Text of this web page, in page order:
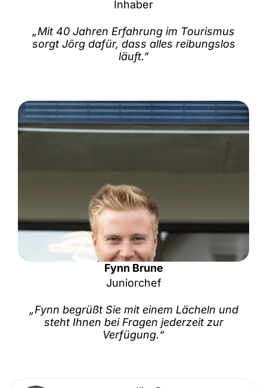
Inhaber
„Mit 40 Jahren Erfahrung im Tourismus
sorgt Jörg dafür, dass alles reibungslos
läuft.”
Fynn Brune
Juniorchef
„Fynn begrüßt Sie mit einem Lächeln und
steht Ihnen bei Fragen jederzeit zur
Verfügung.“